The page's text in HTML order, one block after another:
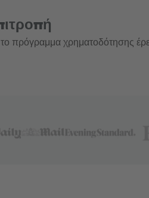
πρόγραμμα χρηματοδότησης